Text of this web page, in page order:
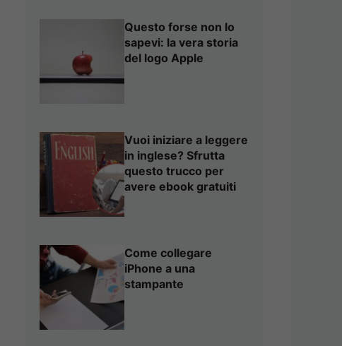
Questo forse non lo
sapevi: la vera storia
del logo Apple
Vuoi iniziare a leggere
in inglese? Sfrutta
questo trucco per
avere ebook gratuiti
Come collegare
iPhone a una
stampante